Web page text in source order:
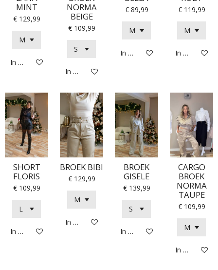
MINT
€ 129,99
In winkelwagen
NORMA
BEIGE
€ 109,99
In winkelwagen
€ 89,99
In winkelwagen
€ 119,99
In
SHORT
FLORIS
€ 109,99
In winkelwagen
BROEK BIBI
€ 129,99
In winkelwagen
BROEK
GISELE
€ 139,99
In winkelwagen
CARGO
BROEK
NORMA
TAUPE
€ 109,99
In